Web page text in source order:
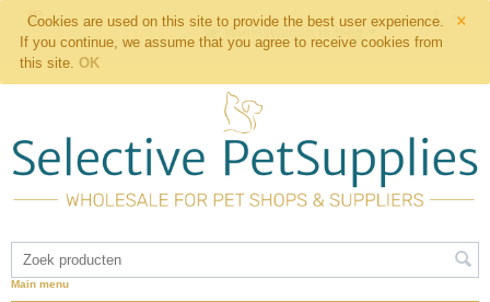
×
Cookies are used on this site to provide the best user experience.
If you continue, we assume that you agree to receive cookies from
this site. OK
Winkelwagen is leeg
Main menu